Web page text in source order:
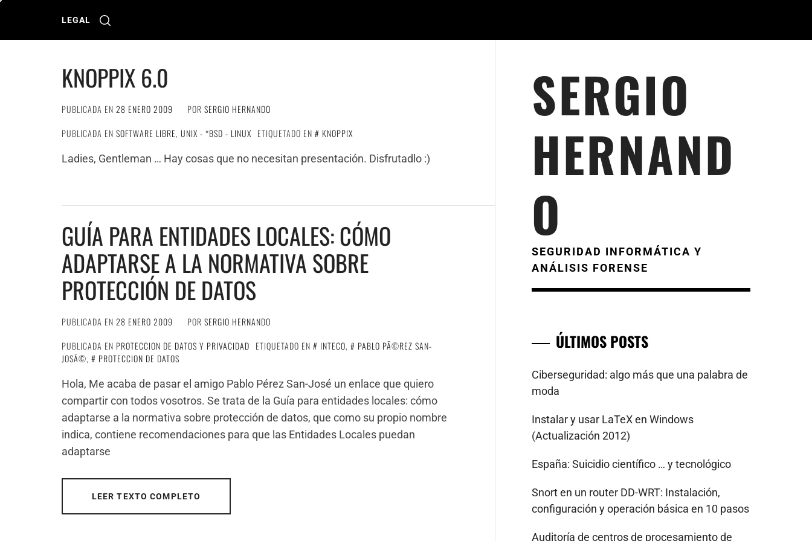
LEGAL
KNOPPIX 6.0
PUBLICADA EN 28 ENERO 2009 POR SERGIO HERNANDO
PUBLICADA EN SOFTWARE LIBRE, UNIX - *BSD - LINUX ETIQUETADO EN
KNOPPIX
Ladies, Gentleman … Hay cosas que no necesitan presentación. Disfrutadlo :)
GUÍA PARA ENTIDADES LOCALES: CÓMO
ADAPTARSE A LA NORMATIVA SOBRE
PROTECCIÓN DE DATOS
PUBLICADA EN 28 ENERO 2009 POR SERGIO HERNANDO
PUBLICADA EN PROTECCION DE DATOS Y PRIVACIDAD ETIQUETADO EN INTECO,
PABLO PÃ©REZ SAN-
JOSÃ©,
PROTECCION DE DATOS
Hola, Me acaba de pasar el amigo Pablo Pérez San-José un enlace que quiero
compartir con todos vosotros. Se trata de la Guía para entidades locales: cómo
adaptarse a la normativa sobre protección de datos, que como su propio nombre
indica, contiene recomendaciones para que las Entidades Locales puedan
adaptarse
LEER TEXTO COMPLETO
SERGIO
HERNAND
O
SEGURIDAD INFORMÁTICA Y
ANÁLISIS FORENSE
ÚLTIMOS POSTS
Ciberseguridad: algo más que una palabra de
moda
Instalar y usar LaTeX en Windows
(Actualización 2012)
España: Suicidio científico … y tecnológico
Snort en un router DD-WRT: Instalación,
configuración y operación básica en 10 pasos
Auditoría de centros de procesamiento de